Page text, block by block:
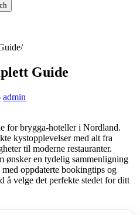
Guide
admin
for brygga-hoteller i Nordland.
kystopplevelser med alt fra
til moderne restauranter.
ønsker en tydelig sammenligning
oppdaterte bookingtips og
å velge det perfekte stedet for ditt